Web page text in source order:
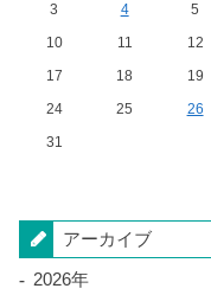
3
4 5
10
11 12
17
18 19
24
25 26
31
アーカイブ
2026年